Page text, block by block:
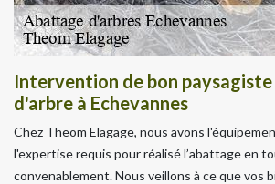
Intervention de bon
d'arbre à Echevannes
Chez Theom Elagage, nous avons
l'expertise requis pour réalisé l’abattage en
convenablement. Nous veillons à ce que vos